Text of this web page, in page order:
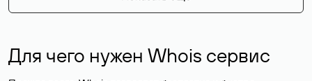
Для чего нужен Whois сервис